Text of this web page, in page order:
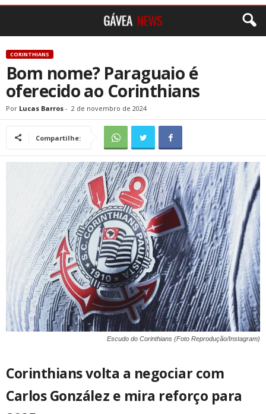
CORINTHIANS
Bom nome? Paraguaio é
oferecido ao Corinthians
Por Lucas Barros - 2 de novembro de 2024
Compartilhe:
Escudo do Corinthians (Foto Reprodução/Instagram)
Corinthians volta a negociar com
Carlos González e mira reforço para